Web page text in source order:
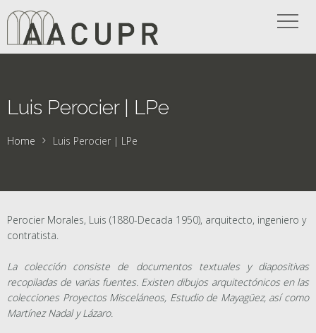
Luis Perocier | LPe
Home Luis Perocier | LPe
Perocier Morales, Luis (1880-Decada 1950), arquitecto, ingeniero y
contratista.
La colección consiste de documentos textuales y diapositivas
recopiladas de varias fuentes. Existen dibujos arquitectónicos en las
colecciones Proyectos Misceláneos, Estudio de Mayagüez, así como
Martínez Nadal y Lázaro.